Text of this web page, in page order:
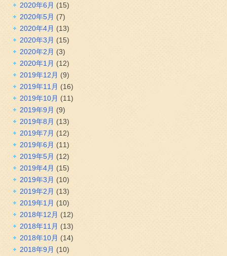
2020年6月 (15)
2020年5月 (7)
2020年4月 (13)
2020年3月 (15)
2020年2月 (3)
2020年1月 (12)
2019年12月 (9)
2019年11月 (16)
2019年10月 (11)
2019年9月 (9)
2019年8月 (13)
2019年7月 (12)
2019年6月 (11)
2019年5月 (12)
2019年4月 (15)
2019年3月 (10)
2019年2月 (13)
2019年1月 (10)
2018年12月 (12)
2018年11月 (13)
2018年10月 (14)
2018年9月 (10)